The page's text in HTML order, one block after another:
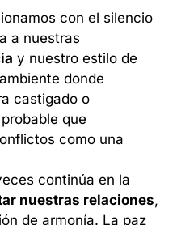
con el silencio
a nuestras
y nuestro estilo de
donde
castigado o
que
como una
continúa en la
nuestras relaciones,
de armonía. La paz